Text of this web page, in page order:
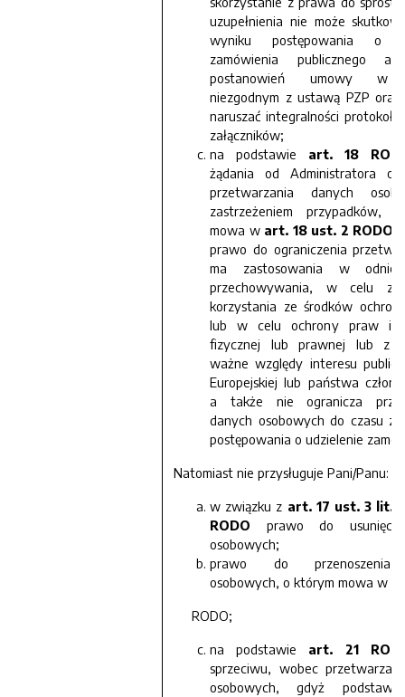
uzupełnienia nie może
wyniku postępowania o
zamówienia publicznego
postanowień umowy w
niezgodnym z ustawą PZP oraz
naruszać integralności
załączników;
na podstawie art. 18
żądania od Administratora
przetwarzania danych
zastrzeżeniem przypadków,
mowa w art. 18 ust. 2 RODO
prawo do ograniczenia
ma zastosowania w
przechowywania, w celu
korzystania ze środków
lub w celu ochrony praw
fizycznej lub prawnej lub z
ważne względy interesu
Europejskiej lub państwa
a także nie ogranicza
danych osobowych do czasu
postępowania o udzielenie
Natomiast nie przysługuje Pani/Panu:
w związku z art. 17 ust. 3 lit.
RODO prawo do
osobowych;
prawo do przenoszenia
osobowych, o którym mowa w
RODO;
na podstawie art. 21
sprzeciwu, wobec
osobowych, gdyż